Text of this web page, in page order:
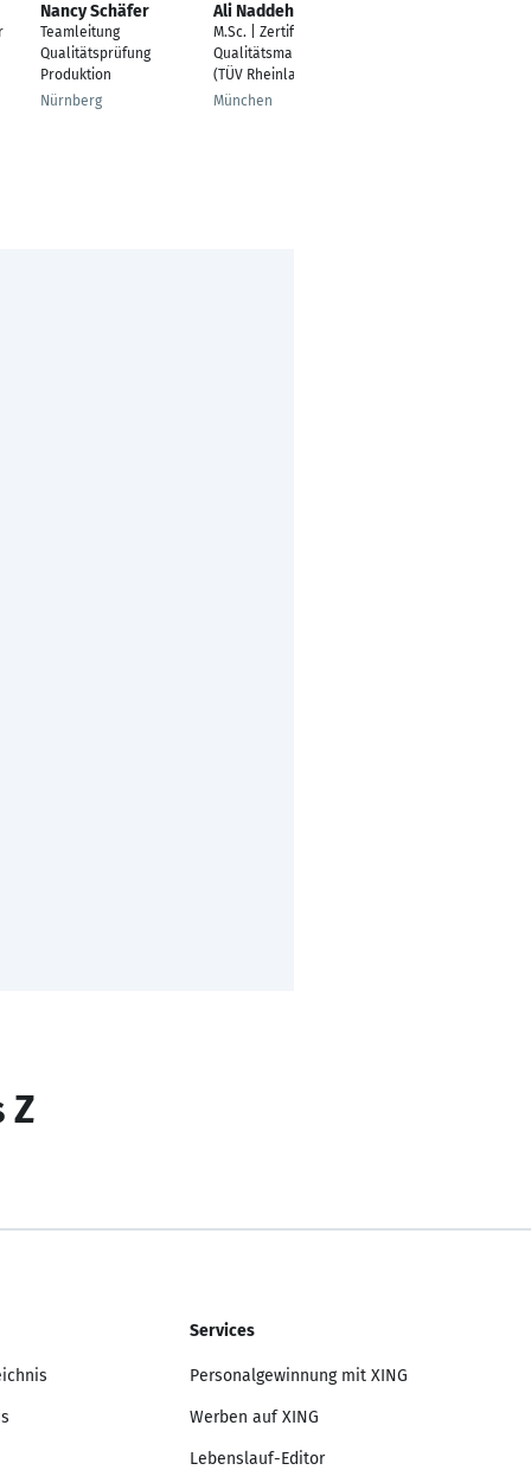
Nancy Schäfer
Teamleitung
Qualitätsprüfung
Produktion
Nürnberg
Ali Naddeh
M.Sc. | Zertifizierter
Qualitätsmanager
(TÜV Rheinland)
München
Z
Services
Personalgewinnung mit XING
Werben auf XING
Lebenslauf-Editor